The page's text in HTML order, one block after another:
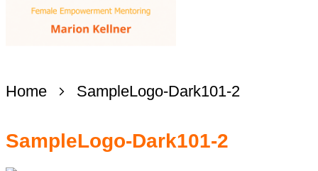
Home SampleLogo-Dark101-2
SampleLogo-Dark101-2